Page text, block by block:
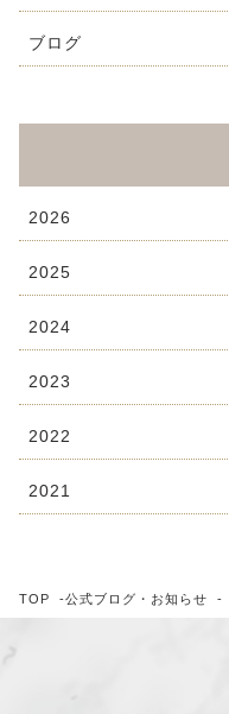
ブログ
2026
2025
2024
2023
2022
2021
TOP 公式ブログ・お知らせ